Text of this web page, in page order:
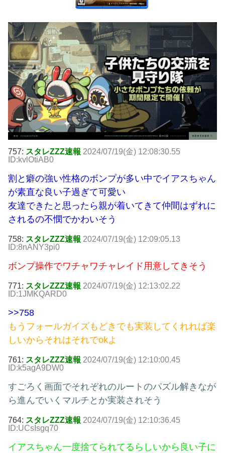
757: スタレZZZ速報 2024/07/19(金) 12:08:30.55
ID:kvlOtiAB0
割と癖の強い性格のボンプが多い中でイアスちゃん
が素直な良い子過ぎて可愛い
友達できたと思ったら親が着いてきて仲間はずれに
されるの不憫でかわいそう
758: スタレZZZ速報 2024/07/19(金) 12:09:05.13
ID:8nANY3pi0
ボンプ操作でワチャワチャレイド用意してきそう
771: スタレZZZ速報 2024/07/19(金) 12:13:02.22
ID:1JMKQARD0
>>758
もうフォールガイズもどきでも実装してくれれば楽
しいからそれはそれでokよ
761: スタレZZZ速報 2024/07/19(金) 12:10:00.45
ID:k5agA9DW0
すごろく画面でそれぞれのルートのパズル解きなが
ら進んでいくマルチとか実装されそう
764: スタレZZZ速報 2024/07/19(金) 12:10:36.45
ID:UCsIsgq70
イアスちゃん一度捨てられてるらしいから良い子に